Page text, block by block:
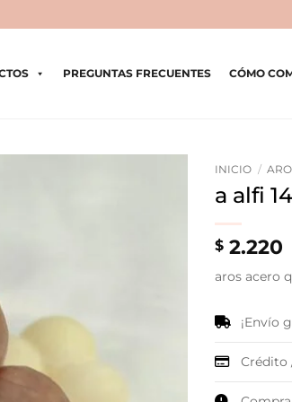
PREGUNTAS FRECUENTES CÓMO
INICIO /
a alfi
$ 2.220
aros acero
¡Envío
Crédito